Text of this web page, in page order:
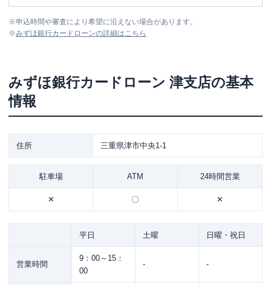
※申込時間や審査により希望に沿えない場合があります。
※みずほ銀行カードローンの詳細はこちら
みずほ銀行カードローン 津支店の基本
情報
住所 三重県津市中央1-1
駐車場 ATM 24時間営業
✕ 〇 ✕
平日 土曜 日曜・祝日
営業時間
9：00～15：
00
- -